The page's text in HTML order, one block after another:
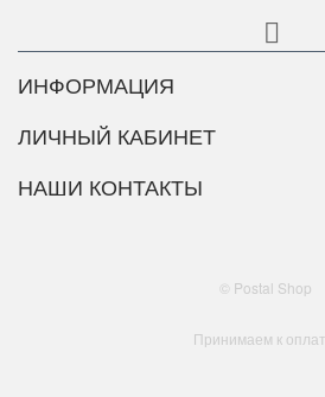
ИНФОРМАЦИЯ
ЛИЧНЫЙ КАБИНЕТ
НАШИ КОНТАКТЫ
© Postal Shop
Принимаем к